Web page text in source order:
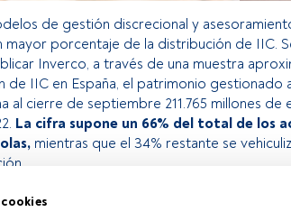
de gestión discrecional y
mayor porcentaje de la distribución de IIC.
Inverco, a través de una muestra
de IIC en España, el patrimonio gestionado
al cierre de septiembre 211.765 millones de
La cifra supone un 66% del total de los
mientras que el 34% restante se